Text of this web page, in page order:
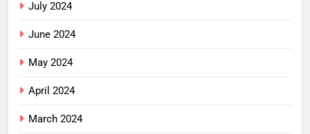
July 2024
June 2024
May 2024
April 2024
March 2024